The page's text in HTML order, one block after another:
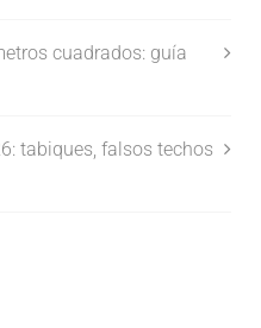
cuadrados: guía
tabiques, falsos techos